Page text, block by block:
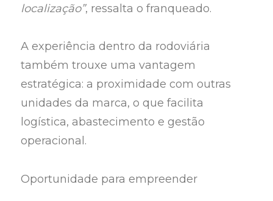
localização”, ressalta o franqueado.
A experiência dentro da rodoviária
também trouxe uma vantagem
estratégica: a proximidade com outras
unidades da marca, o que facilita
logística, abastecimento e gestão
operacional.
Oportunidade para empreender